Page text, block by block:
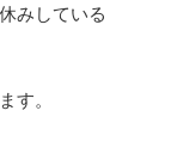
みしている
す。